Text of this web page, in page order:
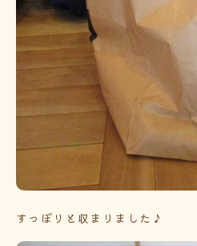
すっぽりと収まりました♪